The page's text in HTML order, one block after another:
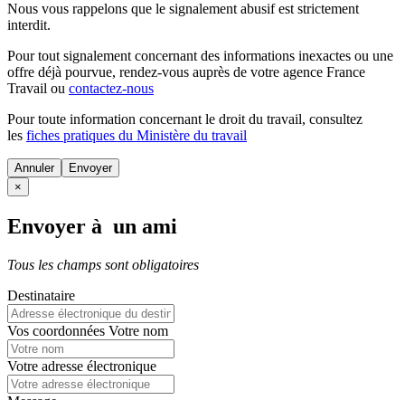
Nous vous rappelons que le signalement abusif est strictement
interdit.
Pour tout signalement concernant des informations inexactes ou une
offre déjà pourvue, rendez-vous auprès de votre agence France
Travail ou contactez-nous
Pour toute information concernant le droit du travail, consultez
les fiches pratiques du Ministère du travail
Annuler
×
Envoyer à un ami
Tous les champs sont obligatoires
Destinataire
Vos coordonnées Votre nom
Votre adresse électronique